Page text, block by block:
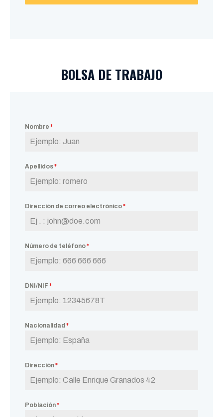
BOLSA DE TRABAJO
Nombre *
Apellidos*
Dirección de correo electrónico*
Número de teléfono*
DNI/NIF *
Nacionalidad *
Dirección*
Población*